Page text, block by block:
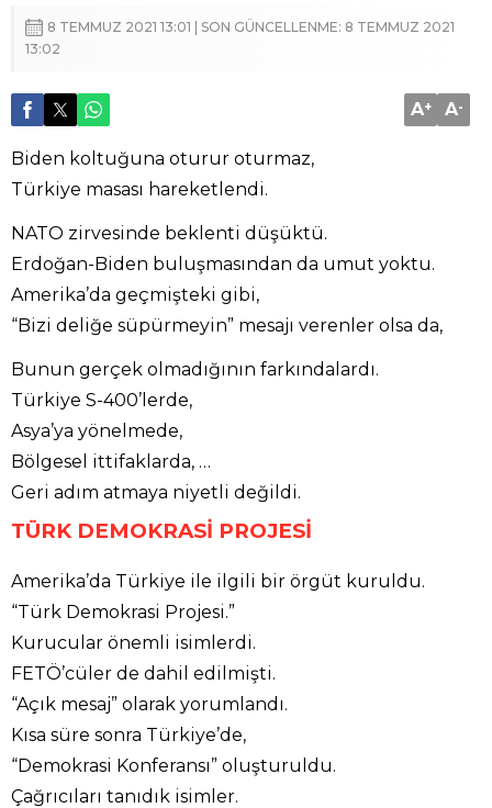
8 TEMMUZ 2021 13:01 | SON GÜNCELLENME: 8 TEMMUZ 2021
13:02
A+ A-
Biden koltuğuna oturur oturmaz,
Türkiye masası hareketlendi.
NATO zirvesinde beklenti düşüktü.
Erdoğan-Biden buluşmasından da umut yoktu.
Amerika’da geçmişteki gibi,
“Bizi deliğe süpürmeyin” mesajı verenler olsa da,
Bunun gerçek olmadığının farkındalardı.
Türkiye S-400’lerde,
Asya’ya yönelmede,
Bölgesel ittifaklarda, …
Geri adım atmaya niyetli değildi.
TÜRK DEMOKRASİ PROJESİ
Amerika’da Türkiye ile ilgili bir örgüt kuruldu.
“Türk Demokrasi Projesi.”
Kurucular önemli isimlerdi.
FETÖ’cüler de dahil edilmişti.
“Açık mesaj” olarak yorumlandı.
Kısa süre sonra Türkiye’de,
“Demokrasi Konferansı” oluşturuldu.
Çağrıcıları tanıdık isimler.